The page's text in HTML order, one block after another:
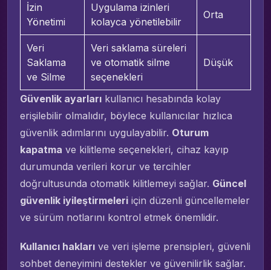
İzin
Yönetimi
Uygulama izinleri
kolayca yönetilebilir
Orta
Veri
Saklama
ve Silme
Veri saklama süreleri
ve otomatik silme
seçenekleri
Düşük
Güvenlik ayarları kullanıcı hesabında kolay
erişilebilir olmalıdır, böylece kullanıcılar hızlıca
güvenlik adımlarını uygulayabilir. Oturum
kapatma ve kilitleme seçenekleri, cihaz kayıp
durumunda verileri korur ve tercihler
doğrultusunda otomatik kilitlemeyi sağlar. Güncel
güvenlik iyileştirmeleri için düzenli güncellemeler
ve sürüm notlarını kontrol etmek önemlidir.
Kullanıcı hakları ve veri işleme prensipleri, güvenli
sohbet deneyimini destekler ve güvenilirlik sağlar.